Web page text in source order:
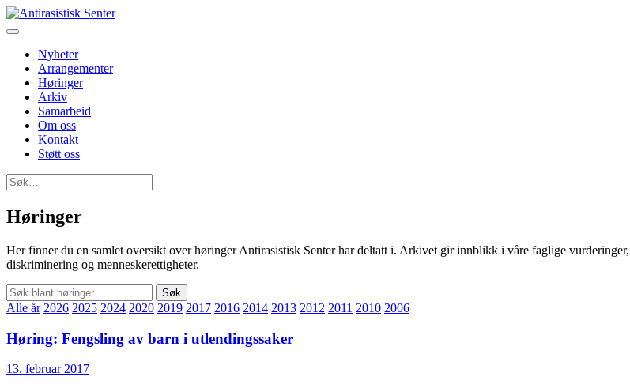
Nyheter
Arrangementer
Høringer
Arkiv
Samarbeid
Om oss
Kontakt
Støtt oss
Søk
etter:
Høringer
Her finner du en samlet oversikt over høringer Antirasistisk Senter har deltatt i. Arkivet gir innblikk i våre faglige
diskriminering og menneskerettigheter.
Søk
Alle år 2026 2025 2024 2020 2019 2017 2016 2014 2013 2012 2011 2010 2006
Høring: Fengsling av barn i utlendingssaker
13. februar 2017